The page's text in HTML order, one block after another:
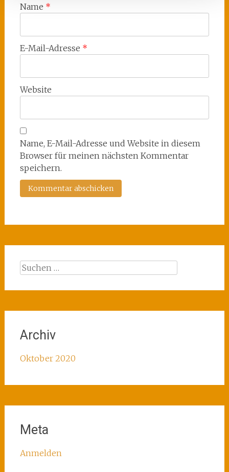
Name *
E-Mail-Adresse *
Website
Name, E-Mail-Adresse und Website in diesem
Browser für meinen nächsten Kommentar
speichern.
Suchen
Archiv
Oktober 2020
Meta
Anmelden